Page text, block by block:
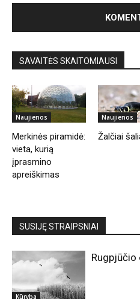
SAVAITĖS SKAITOMIAUSI
Naujienos
Merkinės piramidė:
vieta, kurią
įprasmino
apreiškimas
Naujienos
Žalčiai
SUSIJĘ STRAIPSNIAI
Kūryba
Rugpjūčio